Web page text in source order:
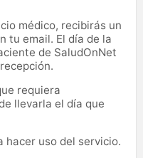
médico, recibirás un
tu email. El día de la
de SaludOnNet
requiera
llevarla el día que
hacer uso del servicio.